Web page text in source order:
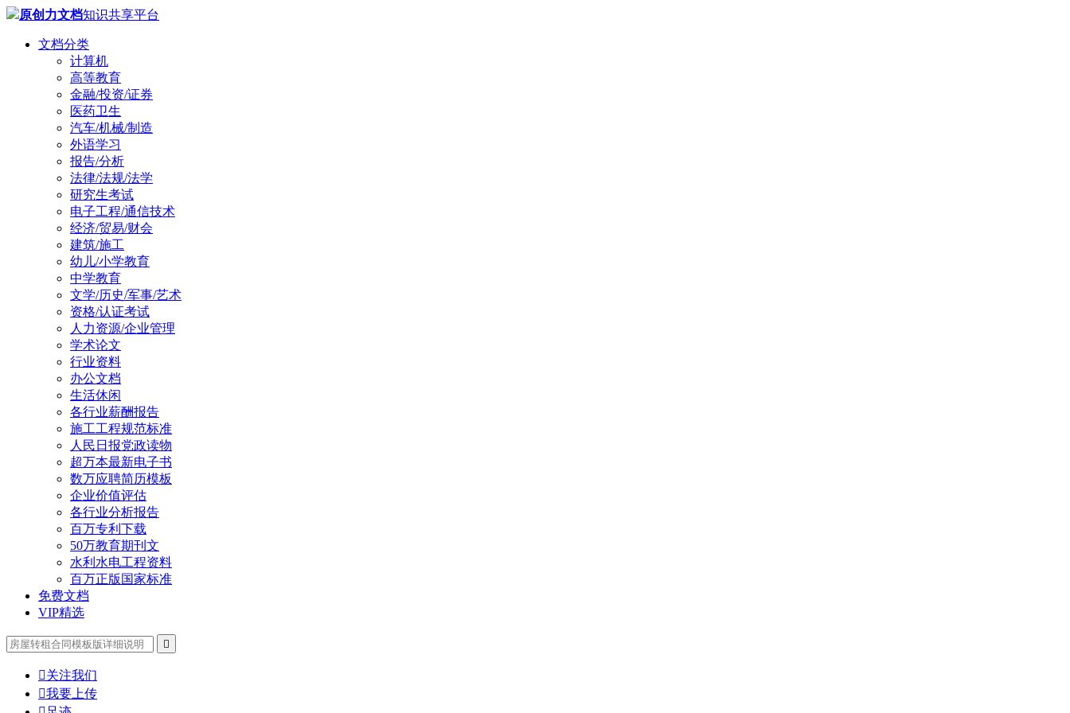
原创力文档知识共享平台
文档分类
计算机
高等教育
金融/投资/证券
医药卫生
汽车/机械/制造
外语学习
报告/分析
法律/法规/法学
研究生考试
电子工程/通信技术
经济/贸易/财会
建筑/施工
幼儿/小学教育
中学教育
文学/历史/军事/艺术
资格/认证考试
人力资源/企业管理
学术论文
行业资料
办公文档
生活休闲
各行业薪酬报告
施工工程规范标准
人民日报党政读物
超万本最新电子书
数万应聘简历模板
企业价值评估
各行业分析报告
百万专利下载
50万教育期刊文
水利水电工程资料
百万正版国家标准
免费文档
VIP精选

关注我们
我要上传